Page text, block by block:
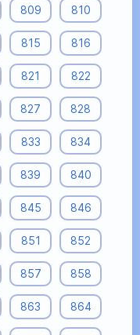
809 810
815 816
821 822
827 828
833 834
839 840
845 846
851 852
857 858
863 864